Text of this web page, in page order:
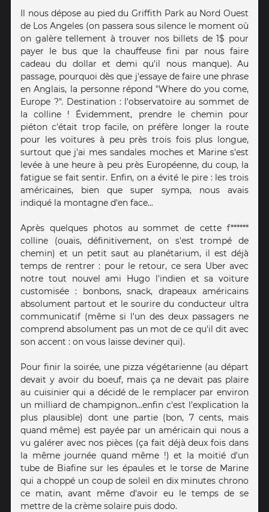
Il nous dépose au pied du Griffith Park au Nord Ouest
de Los Angeles (on passera sous silence le moment où
on galère tellement à trouver nos billets de 1$ pour
payer le bus que la chauffeuse fini par nous faire
cadeau du dollar et demi qu'il nous manque). Au
passage, pourquoi dès que j'essaye de faire une phrase
en Anglais, la personne répond "Where do you come,
Europe ?". Destination : l'observatoire au sommet de
la colline ! Évidemment, prendre le chemin pour
piéton c'était trop facile, on préfère longer la route
pour les voitures à peu près trois fois plus longue,
surtout que j'ai mes sandales moches et Marine s'est
levée à une heure à peu près Européenne, du coup, la
fatigue se fait sentir. Enfin, on a évité le pire : les trois
américaines, bien que super sympa, nous avais
indiqué la montagne d'en face...
Après quelques photos au sommet de cette f******
colline (ouais, définitivement, on s'est trompé de
chemin) et un petit saut au planétarium, il est déjà
temps de rentrer : pour le retour, ce sera Uber avec
notre tout nouvel ami Hugo l'indien et sa voiture
customisée : bonbons, snack, drapeaux américains
absolument partout et le sourire du conducteur ultra
communicatif (même si l'un des deux passagers ne
comprend absolument pas un mot de ce qu'il dit avec
son accent : on vous laisse deviner qui).
Pour finir la soirée, une pizza végétarienne (au départ
devait y avoir du boeuf, mais ça ne devait pas plaire
au cuisinier qui a décidé de le remplacer par environ
un milliard de champignon...enfin c'est l'explication la
plus plausible) dont une partie (bon, 7 cents, mais
quand même) est payée par un américain qui nous a
vu galérer avec nos pièces (ça fait déjà deux fois dans
la même journée quand même !) et la moitié d'un
tube de Biafine sur les épaules et le torse de Marine
qui a choppé un coup de soleil en dix minutes chrono
ce matin, avant même d'avoir eu le temps de se
mettre de la crème solaire puis dodo.